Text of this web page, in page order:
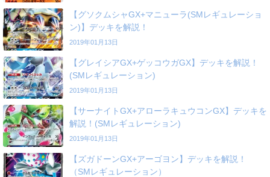
【グソクムシャGX+マニューラ(SMレギュレーショ
ン)】デッキを解説！
2019年01月13日
【グレイシアGX+ゲッコウガGX】デッキを解説！
(SMレギュレーション)
2019年01月13日
【サーナイトGX+アローラキュウコンGX】デッキを
解説！(SMレギュレーション)
2019年01月13日
【ズガドーンGX+アーゴヨン】デッキを解説！
（SMレギュレーション）